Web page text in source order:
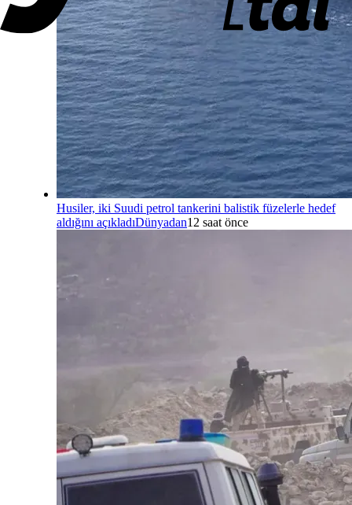
Husiler, iki Suudi petrol tankerini balistik füzelerle hedef
aldığını açıkladıDünyadan12 saat önce